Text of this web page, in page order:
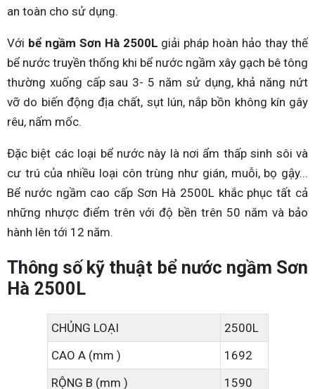
an toàn cho sử dụng.
Với bể ngầm Sơn Hà 2500L giải pháp hoàn hảo thay thế
bể nước truyền thống khi bể nước ngầm xây gạch bê tông
thường xuống cấp sau 3- 5 năm sử dụng, khả năng nứt
vỡ do biến động địa chất, sụt lún, nắp bồn không kín gây
rêu, nấm mốc.
Đặc biệt các loại bể nước này là nơi ẩm thấp sinh sôi và
cư trú của nhiều loại côn trùng như gián, muỗi, bọ gậy...
Bể nước ngầm cao cấp Sơn Hà 2500L khắc phục tất cả
những nhược điểm trên với độ bền trên 50 năm và bảo
hành lên tới 12 năm.
Thông số kỹ thuật bể nước ngầm Sơn
Hà 2500L
CHỦNG LOẠI
2500L
CAO A (mm )
1692
RỘNG B (mm )
1590